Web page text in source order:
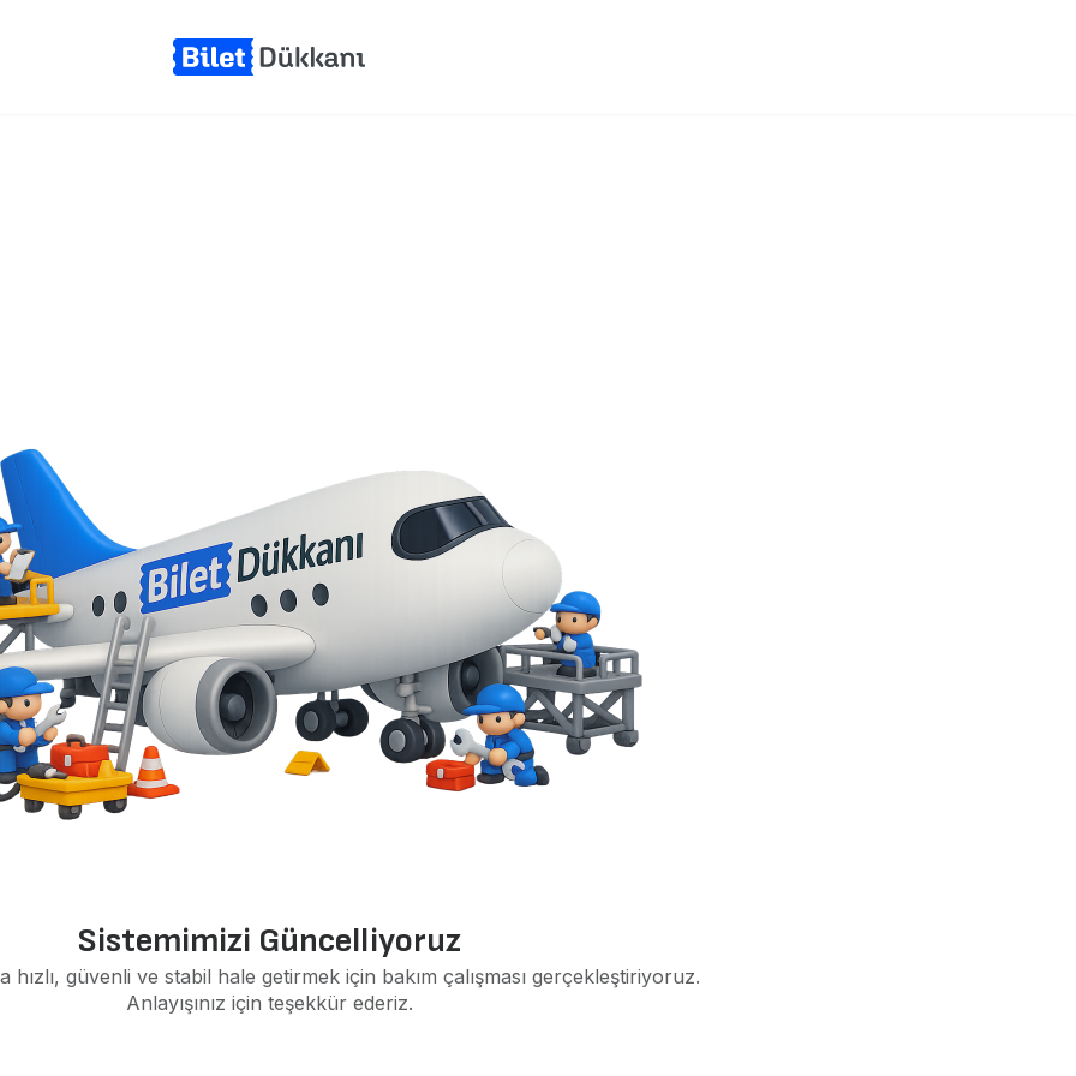
Sistemimizi Güncelliyoruz
hızlı, güvenli ve stabil hale getirmek için bakım çalışması gerçekleştiriyoruz.
Anlayışınız için teşekkür ederiz.